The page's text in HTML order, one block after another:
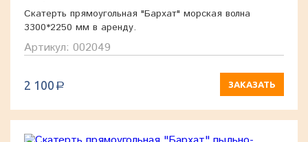
Скатерть прямоугольная "Бархат" морская волна
3300*2250 мм в аренду.
Артикул: 002049
2 100 a ЗАКАЗАТЬ